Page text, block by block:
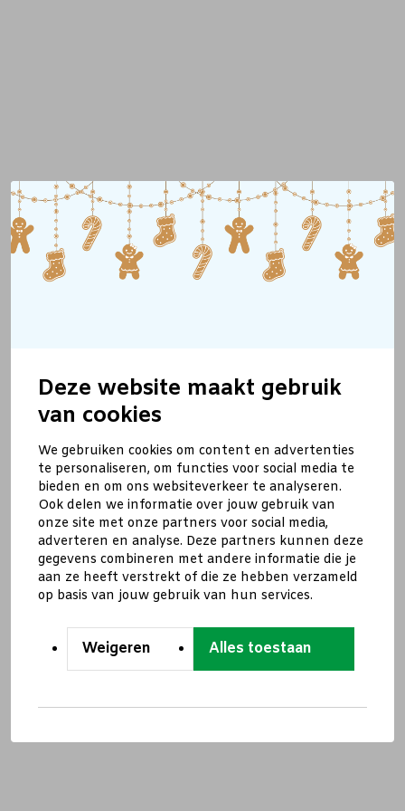
Deze website maakt gebruik
van cookies
We gebruiken cookies om content en advertenties
te personaliseren, om functies voor social media te
bieden en om ons websiteverkeer te analyseren.
Ook delen we informatie over jouw gebruik van
onze site met onze partners voor social media,
adverteren en analyse. Deze partners kunnen deze
gegevens combineren met andere informatie die je
aan ze heeft verstrekt of die ze hebben verzameld
op basis van jouw gebruik van hun services.
Weigeren Alles toestaan